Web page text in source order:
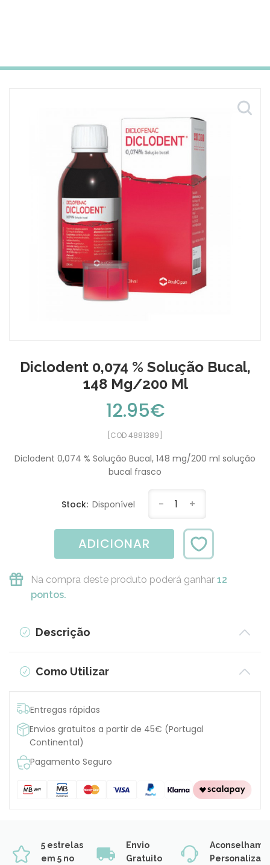
Diclodent 0,074 % Solução Bucal,
148 Mg/200 Ml
12.95€
[COD 4881389]
Diclodent 0,074 % Solução Bucal, 148 mg/200 ml solução
bucal frasco
Stock: Disponível - 1 +
ADICIONAR
Na compra deste produto poderá ganhar 12
pontos.
Descrição
Como Utilizar
Entregas rápidas
Envios gratuitos a partir de 45€ (Portugal
Continental)
Pagamento Seguro
5 estrelas
em 5 no
Envio
Gratuito